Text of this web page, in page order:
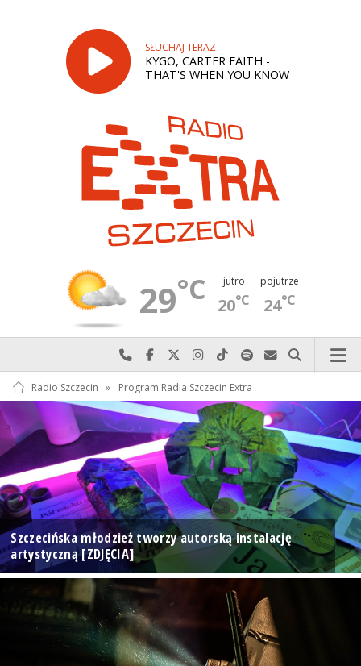
SŁUCHAJ TERAZ
KYGO, CARTER FAITH -
THAT'S WHEN YOU KNOW
29°C jutro
20°C
pojutrze
24°C
Najlepiej po prostu do nas zadzwoń
Odwiedź nas na Facebook-u
Odwiedź nas na X
Odwiedź nas na Instagram-ie
Odwiedź nas na TikTok-u
Szukaj nas na Spotify
Wyślij do nas
Szukaj
Radio Szczecin » Program Radia Szczecin Extra
Szczecińska młodzież tworzy autorską instalację
artystyczną [ZDJĘCIA]